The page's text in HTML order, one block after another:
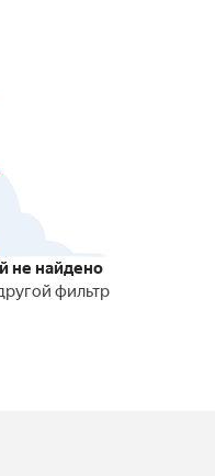
не найдено
фильтр